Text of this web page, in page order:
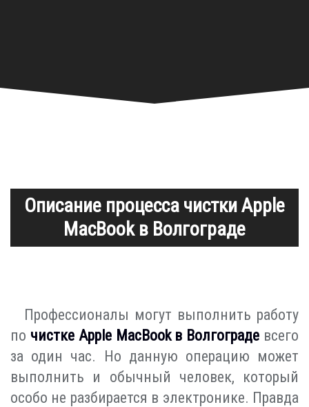
Описание процесса чистки Apple
MacBook в Волгограде
Профессионалы могут выполнить работу
по чистке Apple MacBook в Волгограде всего
за один час. Но данную операцию может
выполнить и обычный человек, который
особо не разбирается в электронике. Правда